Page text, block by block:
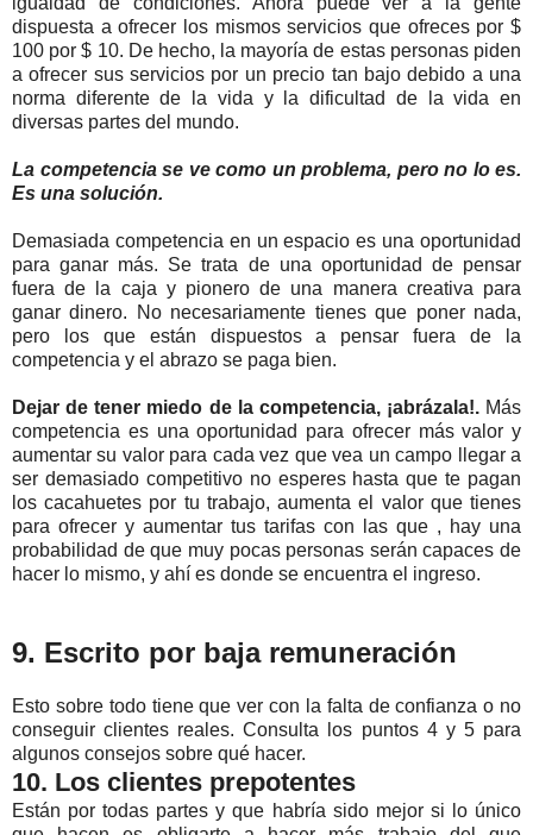
dispuesta a ofrecer los mismos servicios que ofreces por $
100 por $ 10. De hecho, la mayoría de estas personas piden
a ofrecer sus servicios por un precio tan bajo debido a una
norma diferente de la vida y la dificultad de la vida en
diversas partes del mundo.
La competencia se ve como un problema, pero no lo es.
Es una solución.
Demasiada competencia en un espacio es una oportunidad
para ganar más. Se trata de una oportunidad de pensar
fuera de la caja y pionero de una manera creativa para
ganar dinero. No necesariamente tienes que poner nada,
pero los que están dispuestos a pensar fuera de la
competencia y el abrazo se paga bien.
Dejar de tener miedo de la competencia, ¡abrázala!.Más
competencia es una oportunidad para ofrecer más valor y
aumentar su valor para cada vez que vea un campo llegar a
ser demasiado competitivo no esperes hasta que te pagan
los cacahuetes por tu trabajo, aumenta el valor que tienes
para ofrecer y aumentar tus tarifas con las que , hay una
probabilidad de que muy pocas personas serán capaces de
hacer lo mismo, y ahí es donde se encuentra el ingreso.
9. Escrito por baja remuneración
Esto sobre todo tiene que ver con la falta de confianza o no
conseguir clientes reales. Consulta los puntos 4 y 5 para
algunos consejos sobre qué hacer.
10. Los clientes prepotentes
Están por todas partes y que habría sido mejor si lo único